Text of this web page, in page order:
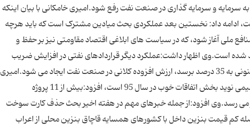
سرمایه و سرمایه گذاری در صنعت نفت رفع شود.امیری خامکانی با بیان اینکه
ادامه داد: نخستین بعد عملکردی بحث میادین مشترک است که باید هرچه
ملی آغاز شود، که در سیاست های ابلاغی اقتصاد مقاومتی نیز بر حفظ و
است.وی اظهار داشت:عملکرد دیگر قراردادهای نفتی در افزایش ضریب
بازیافت در چاه های نفتی است، که اگر از 25 درصد کنونی به 35 درصد برسد، ارزش افزوده کلانی در صنعت نفت ایجاد می شود.امیری
خامکانی با بیان اینکه گزارش زنگنه در بخش پتروشیمی نوید بخش اتفاقات خوب در سال 95 است، افزود:بیش از 11 پروژه
می رسد.وی افزود:از جمله خبرهای مهم در هفته اخیر بحث حذف کارت سوخت
کم قیمت بنزین داخل با کشورهای همسایه قاچاق بنزین محلی از اعراب